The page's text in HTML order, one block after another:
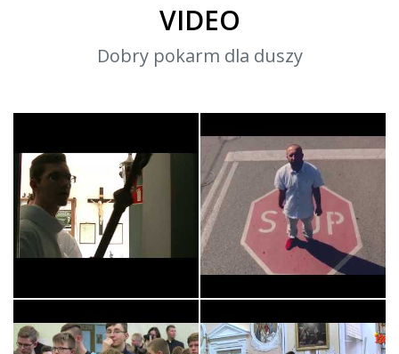
VIDEO
Dobry pokarm dla duszy
Króluj nam Chryste -
Służba Liturg…
STOP! Czy to co robisz
naprawdę ma…